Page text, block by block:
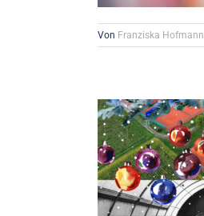
Von Franziska Hofmann